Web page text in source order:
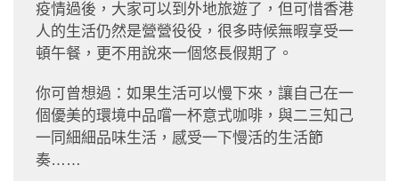
疫情過後，大家可以到外地旅遊了，但可惜香港
人的生活仍然是營營役役，很多時候無暇享受一
頓午餐，更不用說來一個悠長假期了。
你可曾想過：如果生活可以慢下來，讓自己在一
個優美的環境中品嚐一杯意式咖啡，與二三知己
一同細細品味生活，感受一下慢活的生活節
奏……